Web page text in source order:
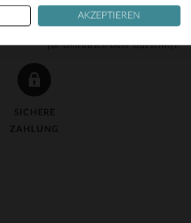
KOSTENLOSE 90-TAGE-
RÜCKGABE
für Umtausch oder Gutschrift
SICHERE
ZAHLUNG
AKZEPTIEREN